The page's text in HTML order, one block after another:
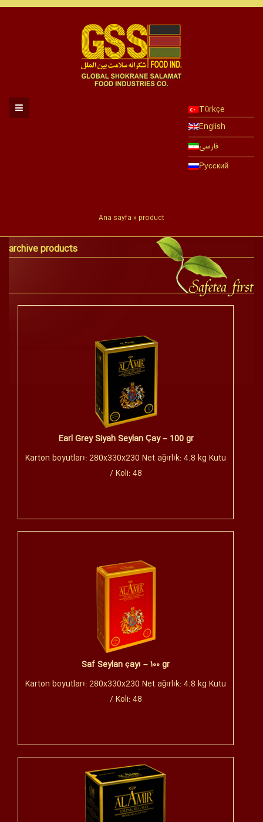
Türkçe
English
فارسی
Русский
Ana sayfa» product
archive products
Earl Grey Siyah Seylan Çay – 100 gr
Karton boyutları: 280x330x230 Net ağırlık: 4.8 kg Kutu
/ Koli: 48
Saf Seylan çayı – ۱۰۰ gr
Karton boyutları: 280x330x230 Net ağırlık: 4.8 kg Kutu
/ Koli: 48